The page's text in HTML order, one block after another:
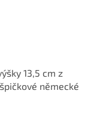
13,5 cm z
německé